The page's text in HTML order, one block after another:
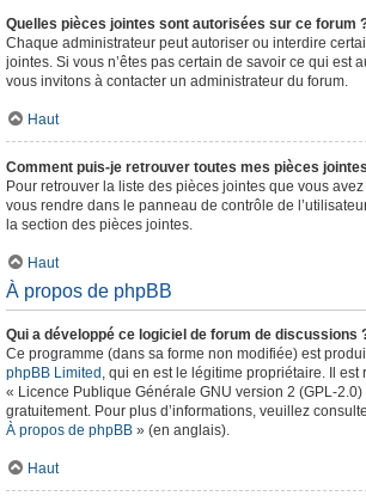
Quelles pièces jointes sont autorisées sur ce forum
Chaque administrateur peut autoriser ou interdire
jointes. Si vous n’êtes pas certain de savoir ce qui est
vous invitons à contacter un administrateur du forum.
Haut
Comment puis-je retrouver toutes mes pièces
Pour retrouver la liste des pièces jointes que vous
vous rendre dans le panneau de contrôle de
la section des pièces jointes.
Haut
À propos de phpBB
Qui a développé ce logiciel de forum de discussions
Ce programme (dans sa forme non modifiée) est
phpBB Limited , qui en est le légitime propriétaire. Il
« Licence Publique Générale GNU version 2 (GPL-
gratuitement. Pour plus d’informations, veuillez
À propos de phpBB » (en anglais).
Haut